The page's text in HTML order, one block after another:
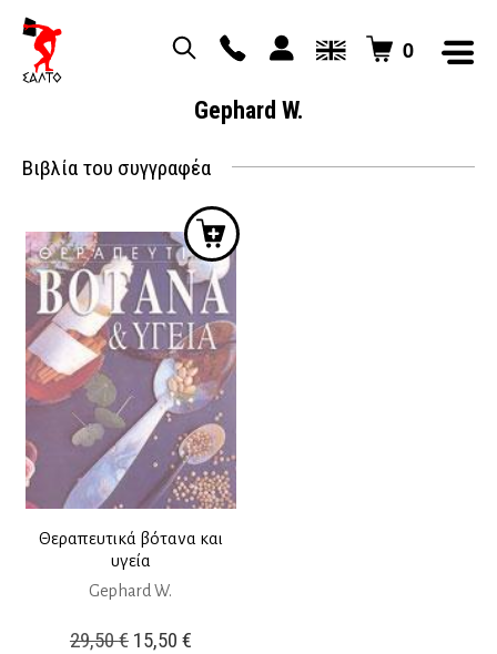
0
Gephard W.
Βιβλία του συγγραφέα
Θεραπευτικά βότανα και
υγεία
Gephard W.
29,50€ Original
15,50 €Η